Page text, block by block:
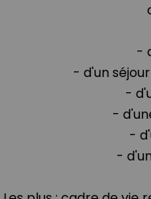
-
- d'un
-
-
-
-